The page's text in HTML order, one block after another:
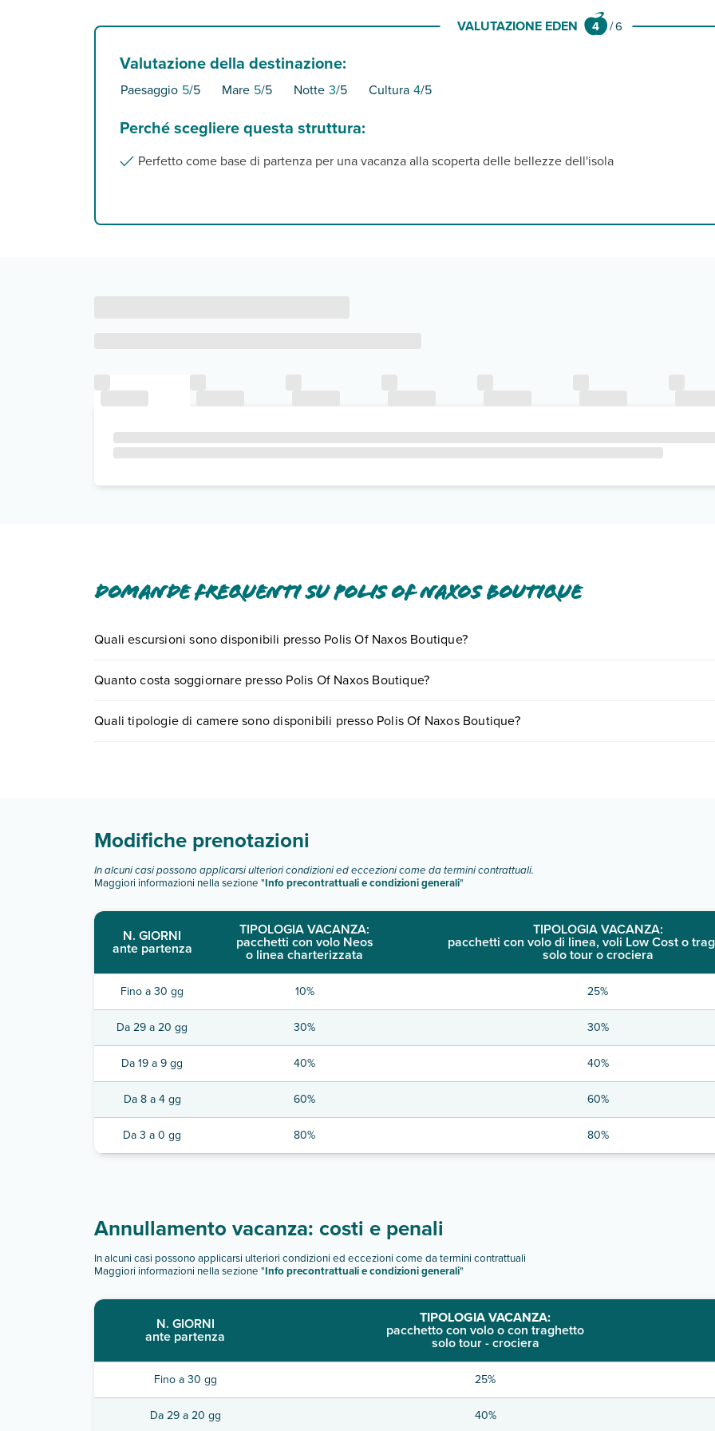
VALUTAZIONE EDEN 4 /6
Valutazione della destinazione:
Paesaggio 5/5 Mare 5/5 Notte 3/5 Cultura 4/5
Perché scegliere questa struttura:
Perfetto come base di partenza per una vacanza alla scoperta delle bellezze dell'isola
Domande frequenti su Polis Of Naxos Boutique
Quali escursioni sono disponibili presso Polis Of Naxos Boutique?
numero 0721.17231 oprenotando un appuntamento .
Quanto costa soggiornare presso Polis Of Naxos Boutique?
scegli quando partire.
Quali tipologie di camere sono disponibili presso Polis Of Naxos Boutique?
Scopri tutti i dettagli nel paragrafo dedicato "
Modifiche prenotazioni
In alcuni casi possono applicarsi ulteriori condizioni ed eccezioni come da termini contrattuali.
Maggiori informazioni nella sezione "Info precontrattuali e condizioni generali"
N. GIORNI
ante partenza
TIPOLOGIA VACANZA:
pacchetti con volo Neos
o linea charterizzata
TIPOLOGIA VACANZA:
pacchetti con volo di linea, voli Low Cost o
solo tour o crociera
Fino a 30 gg 10% 25%
Da 29 a 20 gg 30% 30%
Da 19 a 9 gg 40% 40%
Da 8 a 4 gg 60% 60%
Da 3 a 0 gg 80% 80%
Annullamento vacanza: costi e penali
In alcuni casi possono applicarsi ulteriori condizioni ed eccezioni come da termini contrattuali
Maggiori informazioni nella sezione "Info precontrattuali e condizioni generali"
N. GIORNI
ante partenza
TIPOLOGIA VACANZA:
pacchetto con volo o con traghetto
solo tour - crociera
Fino a 30 gg 25%
Da 29 a 20 gg 40%